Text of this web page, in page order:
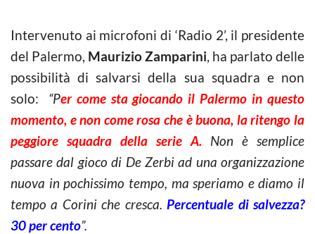
Intervenuto ai microfoni di ‘Radio 2’, il presidente
del Palermo, Maurizio Zamparini, ha parlato delle
possibilità di salvarsi della sua squadra e non
solo:
“Per come sta giocando il Palermo in questo
momento, e non come rosa che è buona, la ritengo la
peggiore squadra della serie A. Non è semplice
passare dal gioco di De Zerbi ad una organizzazione
nuova in pochissimo tempo, ma speriamo e diamo il
tempo a Corini che cresca. Percentuale di salvezza?
30 per cento”.